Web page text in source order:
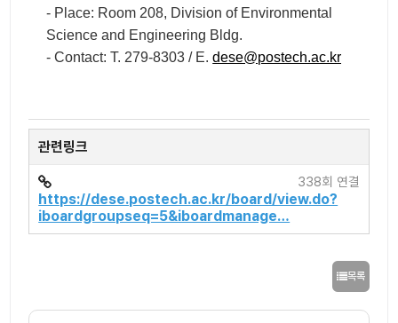
- Place: Room 208, Division of Environmental
Science and Engineering Bldg.
- Contact: T. 279-8303 / E.dese@postech.ac.kr
관련링크
https://dese.postech.ac.kr/board/view.do?
iboardgroupseq=5&iboardmanage…
338회 연결
목록